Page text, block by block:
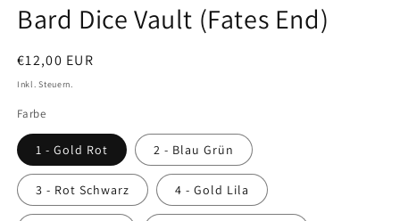
Bard Dice Vault (Fates End)
Normaler
Preis
€12,00 EUR
Inkl. Steuern.
Farbe
1 - Gold Rot 2 - Blau Grün
3 - Rot Schwarz 4 - Gold Lila